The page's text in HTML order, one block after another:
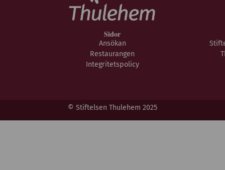
Sidor
Ansökan
Restaurangen
Integritetspolicy
© Stiftelsen Thulehem 2025